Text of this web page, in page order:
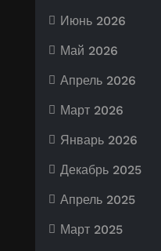
Июнь 2026
Май 2026
Апрель 2026
Март 2026
Январь 2026
Декабрь 2025
Апрель 2025
Март 2025